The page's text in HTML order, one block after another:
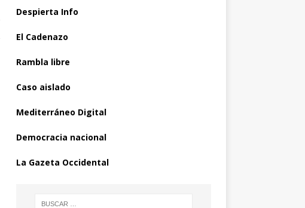
Despierta Info
El Cadenazo
Rambla libre
Caso aislado
Mediterráneo Digital
Democracia nacional
La Gazeta Occidental